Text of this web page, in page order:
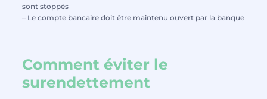
sont stoppés
– Le compte bancaire doit être maintenu ouvert par la banque
Comment éviter le
surendettement